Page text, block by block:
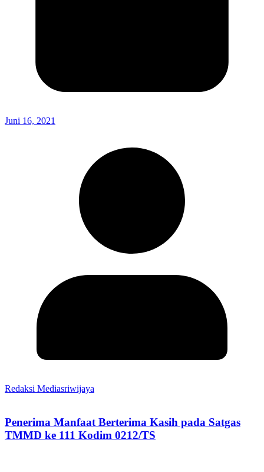
Juni 16, 2021
Redaksi Mediasriwijaya
Penerima Manfaat Berterima Kasih pada Satgas
TMMD ke 111 Kodim 0212/TS